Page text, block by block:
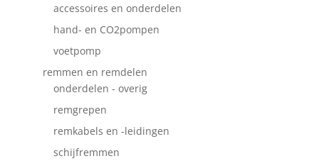
accessoires en onderdelen
hand- en CO2pompen
voetpomp
remmen en remdelen
onderdelen - overig
remgrepen
remkabels en -leidingen
schijfremmen